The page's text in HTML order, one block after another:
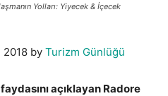
Yolları: Yiyecek & İçecek
2018 by Turizm Günlüğü
açıklayan Radore